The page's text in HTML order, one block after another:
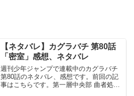
【ネタバレ】カグラバチ 第80話
「密室」感想、ネタバレ
週刊少年ジャンプで連載中のカグラバチ
第80話のネタバレ、感想です。前回の記
事はこちらです。第一層中央部 曲者処刑